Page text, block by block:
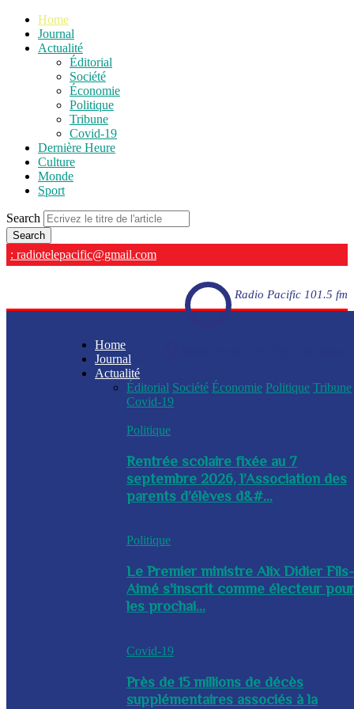
Home
Journal
Actualité
Éditorial
Société
Économie
Politique
Tribune
Covid-19
Dernière Heure
Culture
Monde
Sport
Search
: radiotelepacific@gmail.com
Radio Pacific 101.5 fm
Home
Journal
Actualité
Éditorial Société Économie Politique Tribune
Covid-19
Politique
Rentrée scolaire fixée au 7
septembre 2026, l’Association des
parents d’élèves d&#...
Politique
Le Premier ministre Alix Didier Fils-
Aimé s'inscrit comme électeur
les prochai...
Covid-19
Près de 15 millions de décès
supplémentaires associés à la